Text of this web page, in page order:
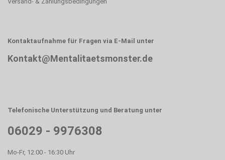
Kontaktaufnahme für Fragen via E-Mail unter
Kontakt@Mentalitaetsmonster.de
Telefonische Unterstützung und Beratung unter
06029 - 9976308
Mo-Fr, 12:00 - 16:30 Uhr